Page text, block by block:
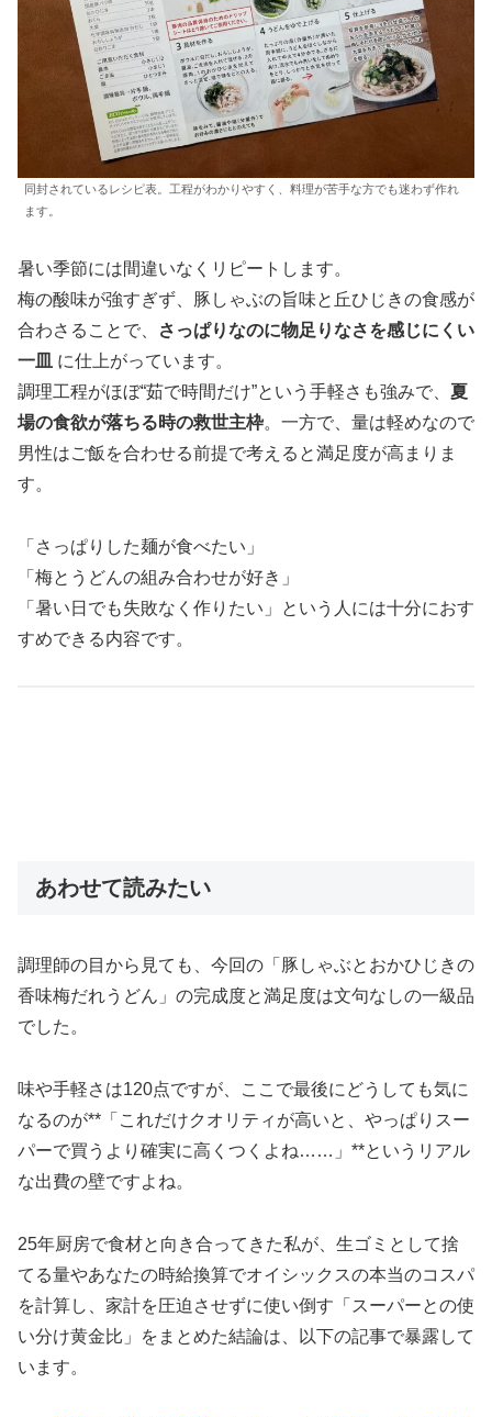
同封されているレシピ表。工程がわかりやすく、料理が苦手な方でも迷わず作れ
ます。
暑い季節には間違いなくリピートします。
梅の酸味が強すぎず、豚しゃぶの旨味と丘ひじきの食感が
合わさることで、
さっぱりなのに物足りなさを感じにくい
一皿 に仕上がっています。
調理工程がほぼ“茹で時間だけ”という手軽さも強みで、 夏
場の食欲が落ちる時の救世主枠。一方で、量は軽めなので
男性はご飯を合わせる前提で考えると満足度が高まりま
す。
「さっぱりした麺が食べたい」
「梅とうどんの組み合わせが好き」
「暑い日でも失敗なく作りたい」という人には十分におす
すめできる内容です。
あわせて読みたい
調理師の目から見ても、今回の「豚しゃぶとおかひじきの
香味梅だれうどん」の完成度と満足度は文句なしの一級品
でした。
味や手軽さは120点ですが、ここで最後にどうしても気に
なるのが**「これだけクオリティが高いと、やっぱりスー
パーで買うより確実に高くつくよね……」**というリアル
な出費の壁ですよね。
25年厨房で食材と向き合ってきた私が、生ゴミとして捨
てる量やあなたの時給換算でオイシックスの本当のコスパ
を計算し、家計を圧迫させずに使い倒す「スーパーとの使
い分け黄金比」をまとめた結論は、以下の記事で暴露して
います。